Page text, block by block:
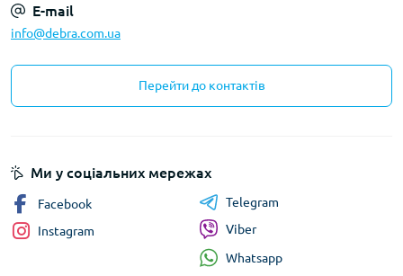
E-mail
info@debra.com.ua
Перейти до контактів
Ми у соціальних мережах
Facebook
Instagram
Telegram
Viber
Whatsapp